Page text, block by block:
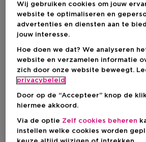
Kies je formaat
200 ML
200 ML
€ 18,90
Wij gebruiken cookies om jouw
website te optimaliseren en
advertenties en diensten aan te
jouw interesse.
Hoe doen we dat? We analyseren
website en verzamelen informatie
zich door onze website beweegt.
privacybeleid
Door op de “Accepteer” knop de
hiermee akkoord.
Via de optie Zelf cookies beheren
instellen welke cookies worden